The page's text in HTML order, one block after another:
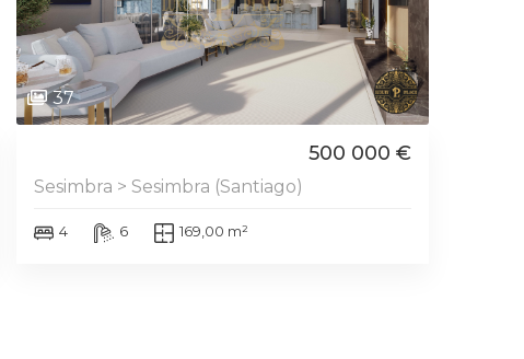
37
500 000 €
Sesimbra > Sesimbra (Santiago)
4 6 169,00 m²